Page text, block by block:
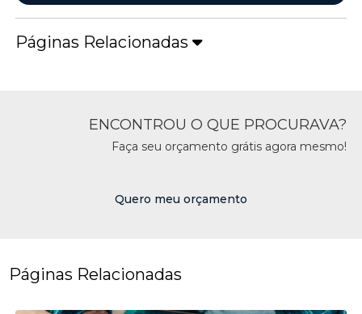
Páginas Relacionadas
ENCONTROU O QUE PROCURAVA?
Faça seu orçamento grátis agora mesmo!
Quero meu orçamento
Páginas Relacionadas